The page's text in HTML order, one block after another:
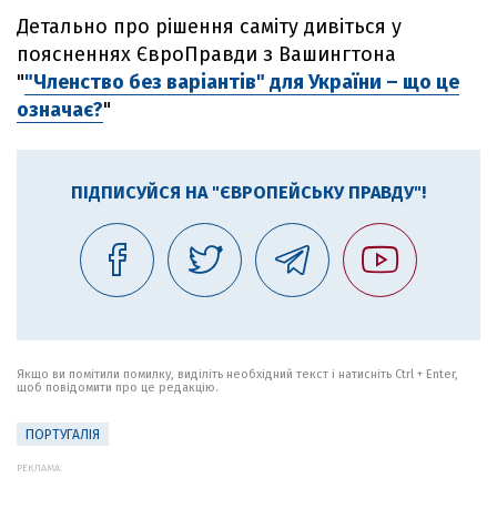
Детально про рішення саміту дивіться у
поясненнях ЄвроПравди з Вашингтона
""Членство без варіантів" для України – що це
означає?"
ПІДПИСУЙСЯ НА "ЄВРОПЕЙСЬКУ ПРАВДУ"!
Якщо ви помітили помилку, виділіть необхідний текст і натисніть Ctrl + Enter,
щоб повідомити про це редакцію.
ПОРТУГАЛІЯ
РЕКЛАМА: